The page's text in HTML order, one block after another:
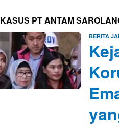
KASUS PT ANTAM
BERITA